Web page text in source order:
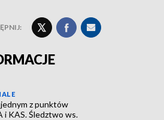
z punktów
i KAS. Śledztwo ws.